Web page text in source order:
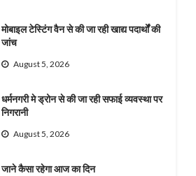
मोबाइल टेस्टिंग वैन से की जा रही खाद्य पदार्थों की
जांच
August 5, 2026
धर्मनगरी मे ड्रोन से की जा रही सफाई व्यवस्था पर
निगरानी
August 5, 2026
जाने कैसा रहेगा आज का दिन